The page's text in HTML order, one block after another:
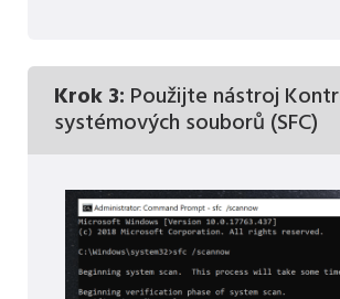
Krok 3: Použijte nástroj
systémových souborů (SFC)